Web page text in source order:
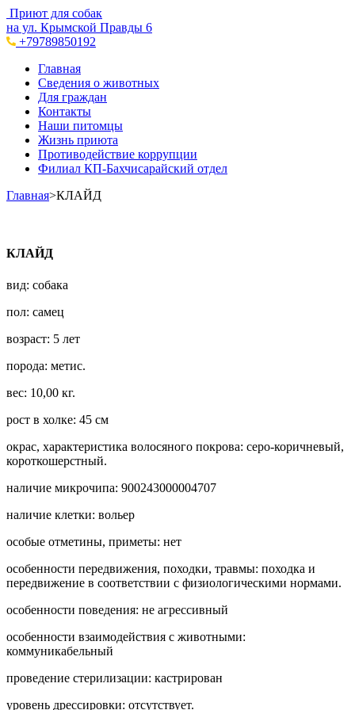
Приют для собак
на ул. Крымской Правды 6
+79789850192
Главная
Сведения о животных
Для граждан
Контакты
Наши питомцы
Жизнь приюта
Противодействие коррупции
Филиал КП-Бахчисарайский отдел
Главная>КЛАЙД
КЛАЙД
вид: собака
пол: самец
возраст: 5 лет
порода: метис.
вес: 10,00 кг.
рост в холке: 45 см
окрас, характеристика волосяного покрова: серо-коричневый,
короткошерстный.
наличие микрочипа: 900243000004707
наличие клетки: вольер
особые отметины, приметы: нет
особенности передвижения, походки, травмы: походка и
передвижение в соответствии с физиологическими нормами.
особенности поведения: не агрессивный
особенности взаимодействия с животными:
коммуникабельный
проведение стерилизации: кастрирован
уровень дрессировки: отсутствует.